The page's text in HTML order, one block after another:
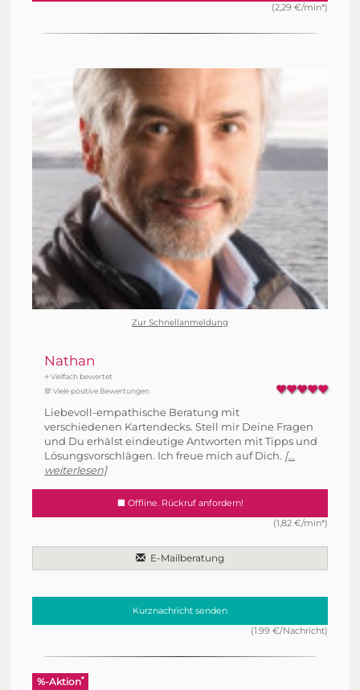
(2,29 €/min*)
Zur Schnellanmeldung
Nathan
⭐ Vielfach bewertet
💯 Viele positive Bewertungen
Liebevoll-empathische Beratung mit
verschiedenen Kartendecks. Stell mir Deine Fragen
und Du erhälst eindeutige Antworten mit Tipps und
Lösungsvorschlägen. Ich freue mich auf Dich. [...
weiterlesen]
Offline. Rückruf anfordern!
(1,82 €/min*)
E-Mailberatung
Kurznachricht senden
(1.99 €/Nachricht)
%-Aktion*